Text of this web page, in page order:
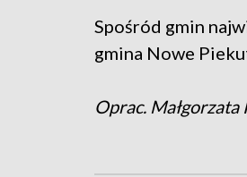
Spośród gmin
gmina Nowe
Oprac. Małgorzata